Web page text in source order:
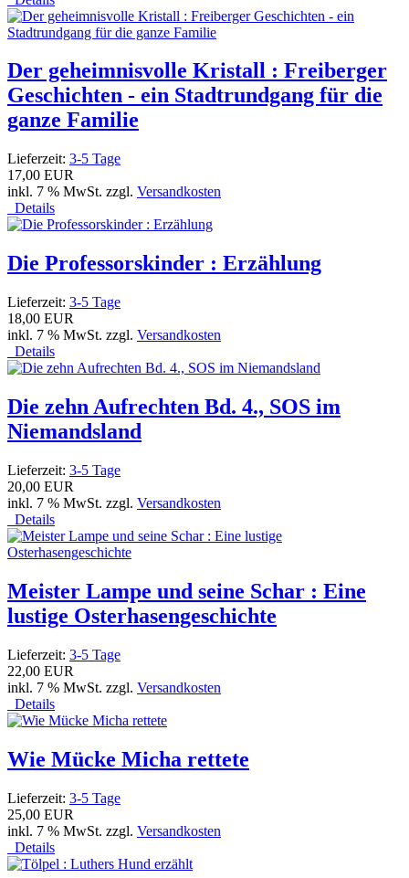
Der geheimnisvolle Kristall : Freiberger
Geschichten - ein Stadtrundgang für die
ganze Familie
Lieferzeit: 3-5 Tage
17,00 EUR
inkl. 7 % MwSt. zzgl. Versandkosten
Details
Die Professorskinder : Erzählung
Lieferzeit: 3-5 Tage
18,00 EUR
inkl. 7 % MwSt. zzgl. Versandkosten
Details
Die zehn Aufrechten Bd. 4., SOS im
Niemandsland
Lieferzeit: 3-5 Tage
20,00 EUR
inkl. 7 % MwSt. zzgl. Versandkosten
Details
Meister Lampe und seine Schar : Eine
lustige Osterhasengeschichte
Lieferzeit: 3-5 Tage
22,00 EUR
inkl. 7 % MwSt. zzgl. Versandkosten
Details
Wie Mücke Micha rettete
Lieferzeit: 3-5 Tage
25,00 EUR
inkl. 7 % MwSt. zzgl. Versandkosten
Details